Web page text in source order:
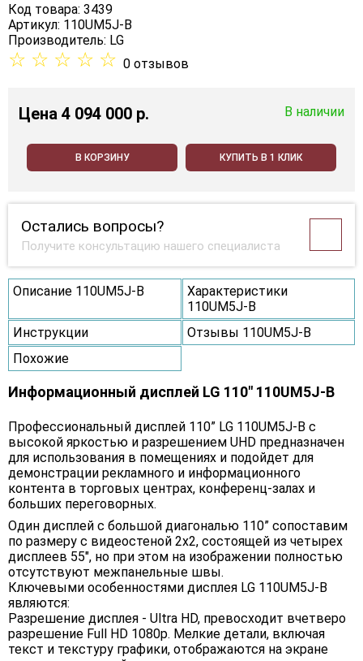
Код товара: 3439
Артикул: 110UM5J-B
Производитель: LG
☆ ☆ ☆ ☆ ☆ 0 отзывов
Цена 4 094 000 p. В наличии
В КОРЗИНУ КУПИТЬ В 1 КЛИК
Остались вопросы?
Получите консультацию нашего специалиста
Описание 110UM5J-B
Характеристики
110UM5J-B
Инструкции
Отзывы 110UM5J-B
Похожие
Информационный дисплей LG 110" 110UM5J-B
Профессиональный дисплей 110” LG 110UM5J-B с
высокой яркостью и разрешением UHD предназначен
для использования в помещениях и подойдет для
демонстрации рекламного и информационного
контента в торговых центрах, конференц-залах и
больших переговорных.
Один дисплей с большой диагональю 110” сопоставим
по размеру с видеостеной 2х2, состоящей из четырех
дисплеев 55", но при этом на изображении полностью
отсутствуют межпанельные швы.
Ключевыми особенностями дисплея LG 110UM5J-B
являются:
Разрешение дисплея - Ultra HD, превосходит вчетверо
разрешение Full HD 1080p. Мелкие детали, включая
текст и текстуру графики, отображаются на экране